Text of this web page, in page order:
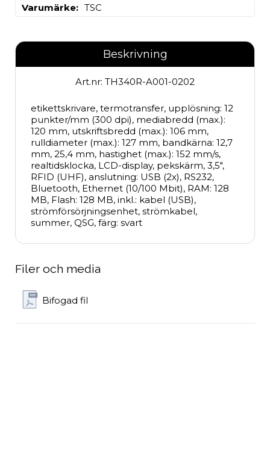
Varumärke
TSC
Beskrivning
Art.nr: TH340R-A001-0202
etikettskrivare, termotransfer, upplösning: 12
punkter/mm (300 dpi), mediabredd (max.):
120 mm, utskriftsbredd (max.): 106 mm,
rulldiameter (max.): 127 mm, bandkärna: 12,7
mm, 25,4 mm, hastighet (max.): 152 mm/s,
realtidsklocka, LCD-display, pekskärm, 3,5",
RFID (UHF), anslutning: USB (2x), RS232,
Bluetooth, Ethernet (10/100 Mbit), RAM: 128
MB, Flash: 128 MB, inkl.: kabel (USB),
strömförsörjningsenhet, strömkabel,
summer, QSG, färg: svart
Filer och media
Bifogad fil